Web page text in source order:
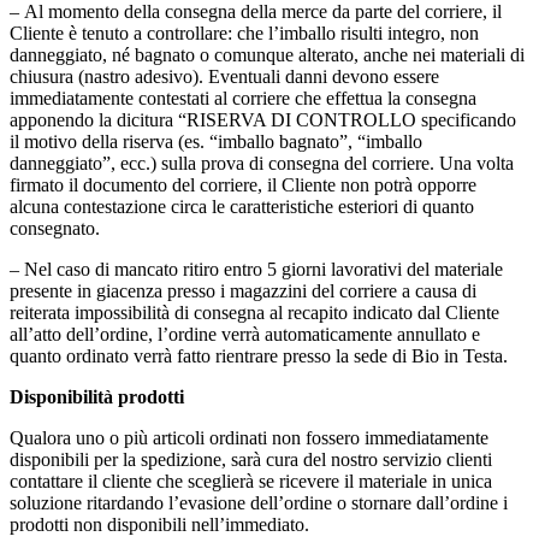
– Al momento della consegna della merce da parte del corriere, il
Cliente è tenuto a controllare: che l’imballo risulti integro, non
danneggiato, né bagnato o comunque alterato, anche nei materiali di
chiusura (nastro adesivo). Eventuali danni devono essere
immediatamente contestati al corriere che effettua la consegna
apponendo la dicitura “RISERVA DI CONTROLLO specificando
il motivo della riserva (es. “imballo bagnato”, “imballo
danneggiato”, ecc.) sulla prova di consegna del corriere. Una volta
firmato il documento del corriere, il Cliente non potrà opporre
alcuna contestazione circa le caratteristiche esteriori di quanto
consegnato.
– Nel caso di mancato ritiro entro 5 giorni lavorativi del materiale
presente in giacenza presso i magazzini del corriere a causa di
reiterata impossibilità di consegna al recapito indicato dal Cliente
all’atto dell’ordine, l’ordine verrà automaticamente annullato e
quanto ordinato verrà fatto rientrare presso la sede di Bio in Testa.
Disponibilità prodotti
Qualora uno o più articoli ordinati non fossero immediatamente
disponibili per la spedizione, sarà cura del nostro servizio clienti
contattare il cliente che sceglierà se ricevere il materiale in unica
soluzione ritardando l’evasione dell’ordine o stornare dall’ordine i
prodotti non disponibili nell’immediato.